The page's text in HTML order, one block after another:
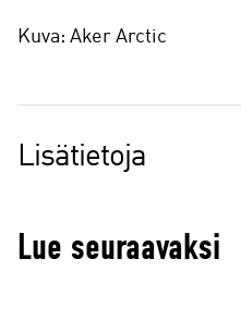
Kuva: Aker Arctic
Lisätietoja
Lue seuraavaksi